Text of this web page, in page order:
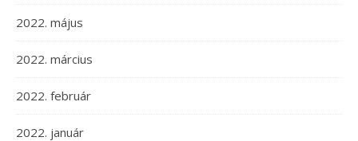
2022. május
2022. március
2022. február
2022. január